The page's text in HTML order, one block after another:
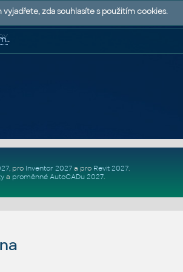
, pro Inventor 2027a pro Revit 2027.
a proměnné AutoCADu 2027.
zda souhlasíte s použitím cookies.
.